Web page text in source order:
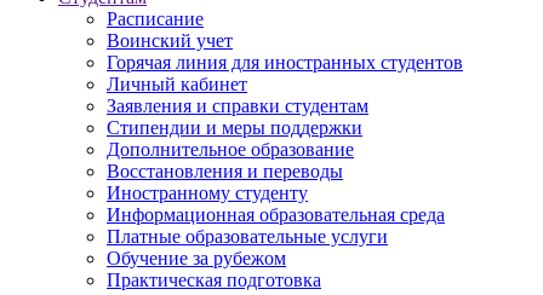
Расписание
Воинский учет
Горячая линия для иностранных студентов
Личный кабинет
Заявления и справки студентам
Стипендии и меры поддержки
Дополнительное образование
Восстановления и переводы
Иностранному студенту
Информационная образовательная среда
Платные образовательные услуги
Обучение за рубежом
Практическая подготовка